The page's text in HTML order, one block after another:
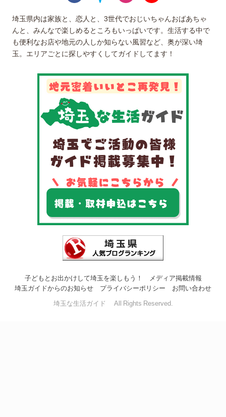
埼玉県内は家族と、恋人と、3世代でおじいちゃんおばあちゃ
んと、みんなで楽しめるところもいっぱいです。生活する中で
も便利なお店や地元の人しか知らない風習など、奥が深い埼
玉。エリアごとに探しやすくしてガイドしてます！
子どもとお出かけして埼玉を楽しもう！
メディア掲載情報
埼玉ガイドからのお知らせ
プライバシーポリシー お問い合わせ
埼玉な生活ガイド All Rights Reserved.